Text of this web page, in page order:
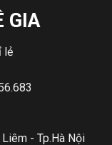
GIA
lẻ
Liêm - Tp.Hà Nội